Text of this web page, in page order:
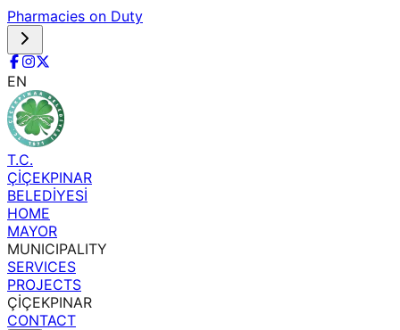
Pharmacies on Duty
EN
T.C.
ÇİÇEKPINAR
BELEDİYESİ
HOME
MAYOR
MUNICIPALITY
SERVICES
PROJECTS
ÇİÇEKPINAR
CONTACT